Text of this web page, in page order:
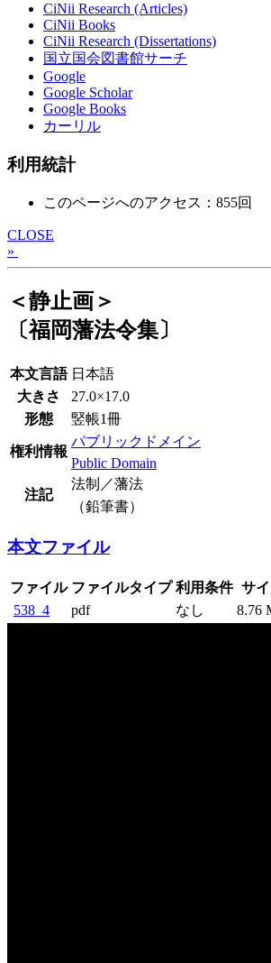
CiNii Research (Articles)
CiNii Books
CiNii Research (Dissertations)
国立国会図書館サーチ
Google
Google Scholar
Google Books
カーリル
利用統計
このページへのアクセス：855回
CLOSE
»
＜静止画＞
〔福岡藩法令集〕
本文言語 日本語
大きさ
27.0×17.0
形態
竪帳1冊
権利情報
パブリックドメイン
Public Domain
注記
法制／藩法
（鉛筆書）
本文ファイル
ファイル ファイルタイプ 利用条件 サ
538_4
pdf なし 8.76